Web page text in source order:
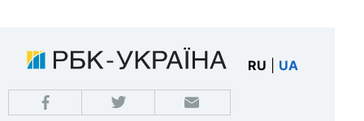
RU UA